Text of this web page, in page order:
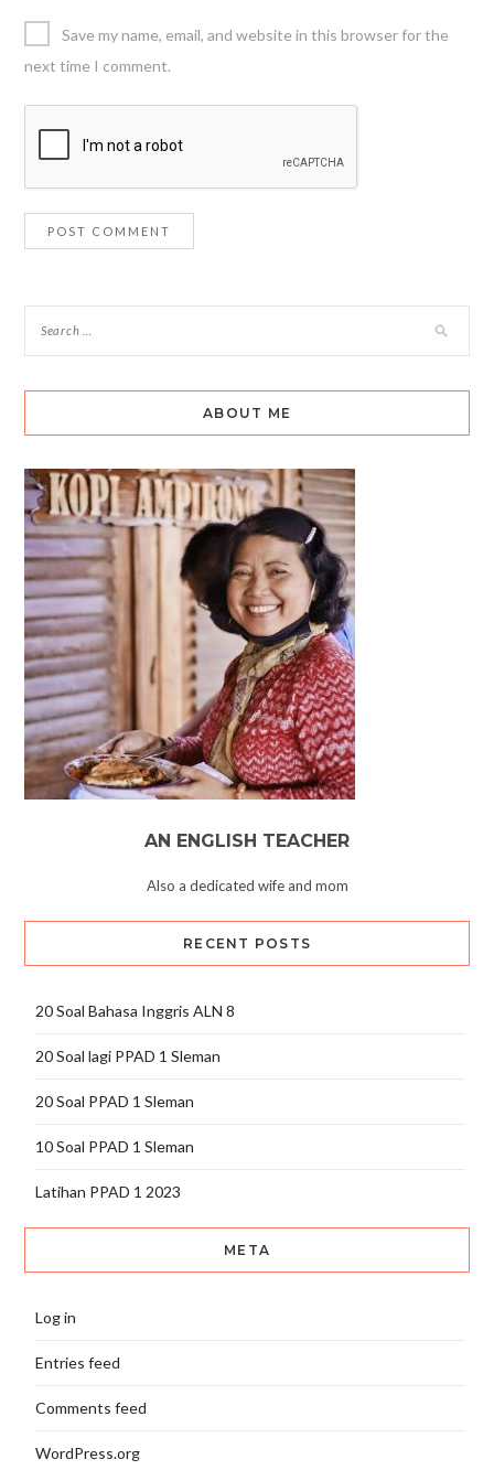
Save my name, email, and website in this browser for the
next time I comment.
ABOUT ME
AN ENGLISH TEACHER
Also a dedicated wife and mom
RECENT POSTS
20 Soal Bahasa Inggris ALN 8
20 Soal lagi PPAD 1 Sleman
20 Soal PPAD 1 Sleman
10 Soal PPAD 1 Sleman
Latihan PPAD 1 2023
META
Log in
Entries feed
Comments feed
WordPress.org